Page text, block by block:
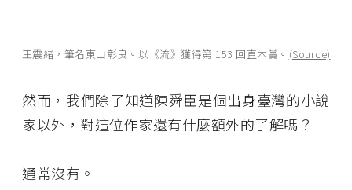
王震緒，筆名東山彰良。以《流》獲得第 153 回直木賞。 (Source)
然而，我們除了知道陳舜臣是個出身臺灣的小說
家以外，對這位作家還有什麼額外的了解嗎？
通常沒有。